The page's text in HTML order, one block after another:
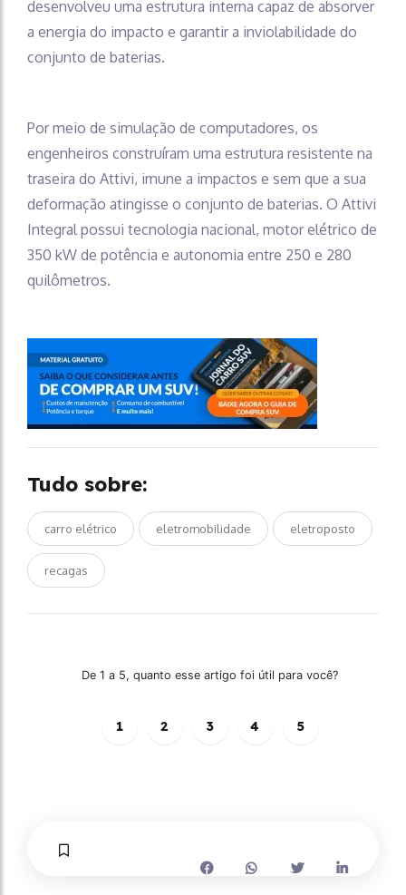
desenvolveu uma estrutura interna capaz de absorver
a energia do impacto e garantir a inviolabilidade do
conjunto de baterias.
Por meio de simulação de computadores, os
engenheiros construíram uma estrutura resistente na
traseira do Attivi, imune a impactos e sem que a sua
deformação atingisse o conjunto de baterias. O Attivi
Integral possui tecnologia nacional, motor elétrico de
350 kW de potência e autonomia entre 250 e 280
quilômetros.
Tudo sobre:
carro elétrico eletromobilidade eletroposto
recagas
De 1 a 5, quanto esse artigo foi útil para você?
1 2 3 4 5